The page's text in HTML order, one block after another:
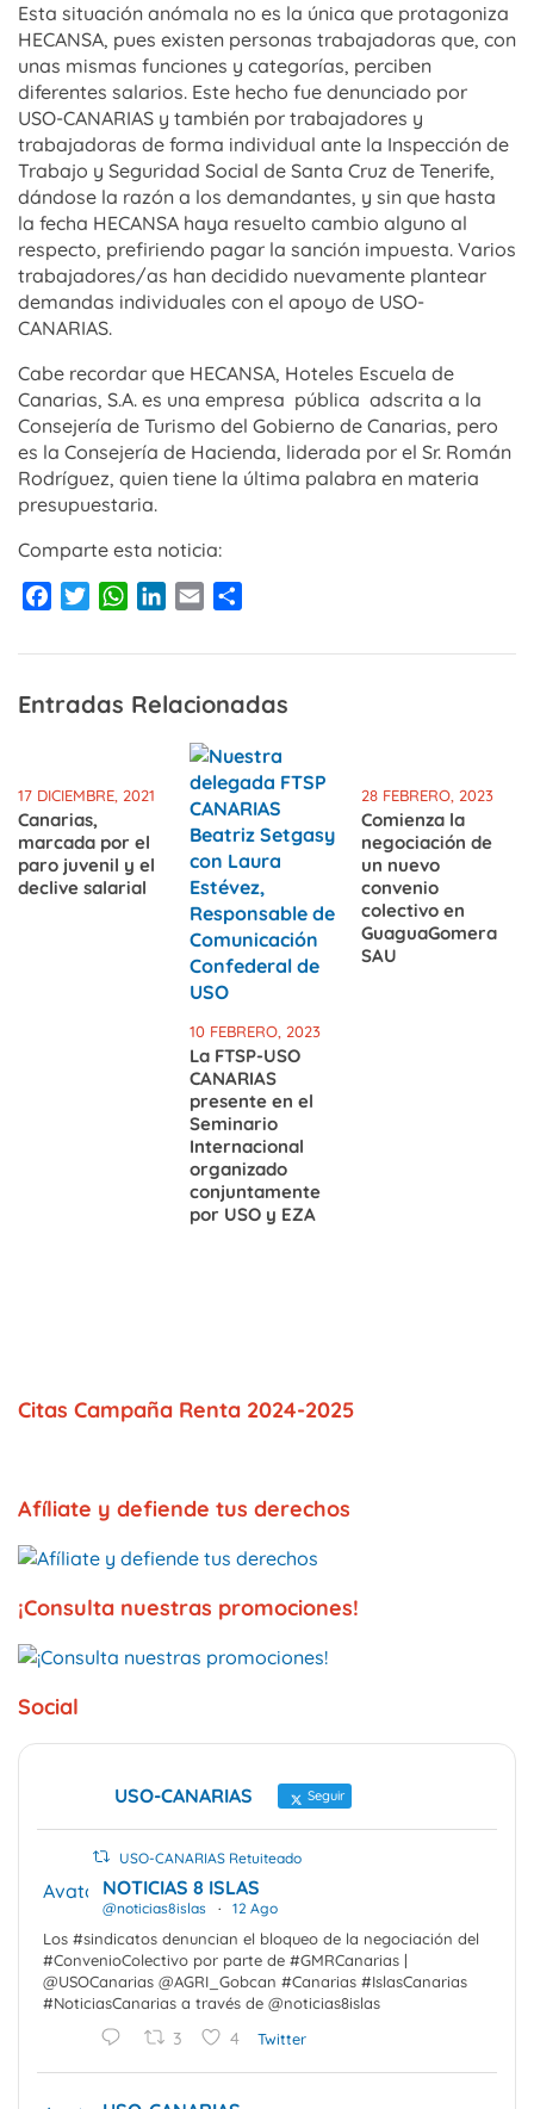
Esta situación anómala no es la única que protagoniza
HECANSA, pues existen personas trabajadoras que, con
unas mismas funciones y categorías, perciben
diferentes salarios. Este hecho fue denunciado por
USO-CANARIAS y también por trabajadores y
trabajadoras de forma individual ante la Inspección de
Trabajo y Seguridad Social de Santa Cruz de Tenerife,
dándose la razón a los demandantes, y sin que hasta
la fecha HECANSA haya resuelto cambio alguno al
respecto, prefiriendo pagar la sanción impuesta. Varios
trabajadores/as han decidido nuevamente plantear
demandas individuales con el apoyo de USO-
CANARIAS.
Cabe recordar que HECANSA, Hoteles Escuela de
Canarias, S.A. es una empresa pública adscrita a la
Consejería de Turismo del Gobierno de Canarias, pero
es la Consejería de Hacienda, liderada por el Sr. Román
Rodríguez, quien tiene la última palabra en materia
presupuestaria.
Comparte esta noticia:
Facebook
TwitterWhatsApp
LinkedIn
Email
Entradas Relacionadas
17 DICIEMBRE, 2021
Canarias,
marcada por el
paro juvenil y el
declive salarial
10 FEBRERO, 2023
La FTSP-USO
CANARIAS
presente en el
Seminario
Internacional
organizado
conjuntamente
por USO y EZA
28 FEBRERO, 2023
Comienza la
negociación de
un nuevo
convenio
colectivo en
GuaguaGomera
SAU
Citas Campaña Renta 2024-2025
Afíliate y defiende tus derechos
¡Consulta nuestras promociones!
Social
USO-CANARIAS Seguir
USO-CANARIAS Retuiteado
Avatar NOTICIAS 8 ISLAS
@noticias8islas · 12 Ago
Los #sindicatos denuncian el bloqueo de la negociación del
#ConvenioColectivo por parte de #GMRCanarias |
@USOCanarias @AGRI_Gobcan #Canarias #IslasCanarias
#NoticiasCanarias a través de @noticias8islas
3 4 Twitter